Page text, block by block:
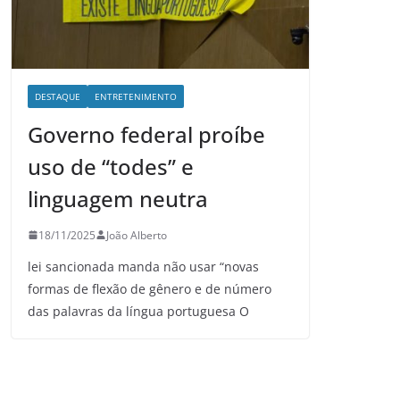
DESTAQUE ENTRETENIMENTO
Governo federal proíbe
uso de “todes” e
linguagem neutra
18/11/2025 João Alberto
lei sancionada manda não usar “novas
formas de flexão de gênero e de número
das palavras da língua portuguesa O